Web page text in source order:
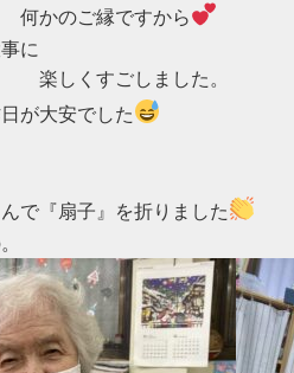
縁ですから
に
ごしました。
が大安でした
で『扇子』を折りました